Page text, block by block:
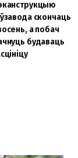
скончаць
а побач
будаваць